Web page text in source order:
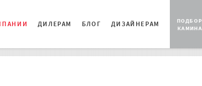
ДИЛЕРАМ БЛОГ ДИЗАЙНЕРАМ
ПОДБОР
КАМИНА